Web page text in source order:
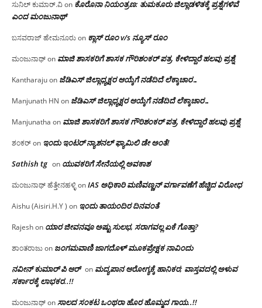
ಸುನಿಲ್ ಕುಮಾರ್.ವಿon ಕೊರೊನಾ ನಿಯಂತ್ರಣ: ತುಮಕೂರು ಜಿಲ್ಲಾಡಳಿತಕ್ಕೆ ಪ್ರಶ್ನೆಗಳಿವೆ
ಎಂದ ಮಂಜು‌ನಾಥ್
ಬಸವರಾಜ್ ಹೇಮನೂರುon ಕ್ಲಾಸ್ ರೂಂ v/s ನ್ಯೂಸ್ ರೂಂ
ಮಂಜುನಾಥ್on ಮಾಜಿ ಶಾಸಕರಿಗೆ ಶಾಸಕ ಗೌರಿಶಂಕರ್ ಪತ್ರ, ಕೇಳಿದ್ದಾರೆ ಹಲವು ಪ್ರಶ್ನೆ
Kantharajuon ಜೆಡಿಎಸ್ ಜಿಲ್ಲಾಧ್ಯಕ್ಷರ ಆಯ್ಕೆಗೆ ನಡೆದಿದೆ ಲೆಕ್ಕಾಚಾರ…
Manjunath HN on ಜೆಡಿಎಸ್ ಜಿಲ್ಲಾಧ್ಯಕ್ಷರ ಆಯ್ಕೆಗೆ ನಡೆದಿದೆ ಲೆಕ್ಕಾಚಾರ…
Manjunatha on ಮಾಜಿ ಶಾಸಕರಿಗೆ ಶಾಸಕ ಗೌರಿಶಂಕರ್ ಪತ್ರ, ಕೇಳಿದ್ದಾರೆ ಹಲವು ಪ್ರಶ್ನೆ
ಶಂಕರ್on ಇಂದು ಇಂಟರ್ ನ್ಯಾಶನಲ್ ಫ್ಯಾಮಿಲಿ ಡೇ ಅಂತೆ!
Sathish tg on ಯುವಕರಿಗೆ ಸೇನೆಯಲ್ಲಿ ಅವಕಾಶ
ಮಂಜುನಾಥ್ ಹೆತ್ತೇನಹಳ್ಳಿonIAS ಅಧಿಕಾರಿ ಮಣಿವಣ್ಣನ್ ವರ್ಗಾವಣೆಗೆ ಹೆಚ್ಚಿದ‌ ವಿರೋಧ
Aishu (Aisiri.H.Y ) on ಇಂದು ತಾಯಂದಿರ ದಿನವಂತೆ
Rajeshon ಯಾರ ಜೀವನವೂ ಅಷ್ಟು ಸುಲಭ, ಸರಾಗವಲ್ಲ ಏಕೆ ಗೊತ್ತಾ?
ಶಾಂತರಾಜುon ಜಂಗಮವಾಣಿ ಜಾಗದೊಳ್ ಮೂಕಪ್ರೇಕ್ಷಕ ನಾವಿಂದು
ನವೀನ್ ಕುಮಾರ್ ಪಿ ಆರ್ on ಮದ್ಯಪಾನ ಆರೋಗ್ಯಕ್ಕೆ ಹಾನಿಕರ; ವಾಸ್ತವದಲ್ಲಿ ಅಳುವ
ಸರ್ಕಾರಕ್ಕೆ ಲಾಭಕರ..!!
ಮಂಜುನಾಥ್onಸಾಲದ ಸಂಕಟ ಒಂಥರಾ ಹೊರ ಹೊಮ್ಮದ ಗಾಯ..!!